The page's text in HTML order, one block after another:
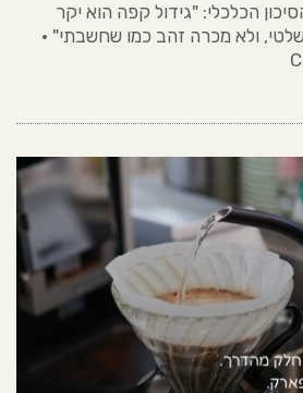
הכלכלי: "גידול קפה הוא יקר
ולא מכרה זהב כמו שחשבתי" •